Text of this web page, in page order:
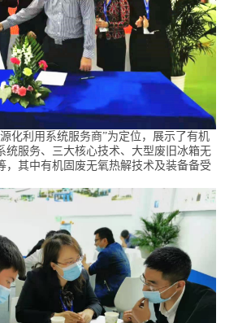
化利用系统服务商”为定位，展示了有机
统服务、三大核心技术、大型废旧冰箱无
，其中有机固废无氧热解技术及装备备受